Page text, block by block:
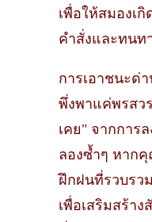
เพื่อให้สมองเ
คำสั่งและทน
การเอาชนะด่า
พึ่งพาแค่พรสว
เคย" จากการ
ลองซ้ำๆ หาก
ฝึกฝนที่รวบรว
เพื่อเสริมสร้า